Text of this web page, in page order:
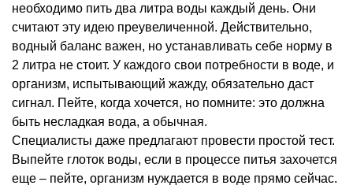
необходимо пить два литра воды каждый день. Они
считают эту идею преувеличенной. Действительно,
водный баланс важен, но устанавливать себе норму в
2 литра не стоит. У каждого свои потребности в воде, и
организм, испытывающий жажду, обязательно даст
сигнал. Пейте, когда хочется, но помните: это должна
быть несладкая вода, а обычная.
Специалисты даже предлагают провести простой тест.
Выпейте глоток воды, если в процессе питья захочется
еще – пейте, организм нуждается в воде прямо сейчас.